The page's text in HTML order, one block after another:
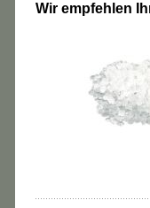
Wir empfehlen